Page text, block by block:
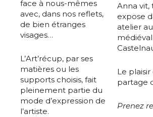
face à nous-mêmes
avec, dans nos reflets,
de bien étranges
visages…
L’Art’récup, par ses
matières ou les
supports choisis, fait
pleinement partie du
mode d’expression de
l’artiste.
Anna vit,
expose
atelier
Le plaisir
partage
Prenez